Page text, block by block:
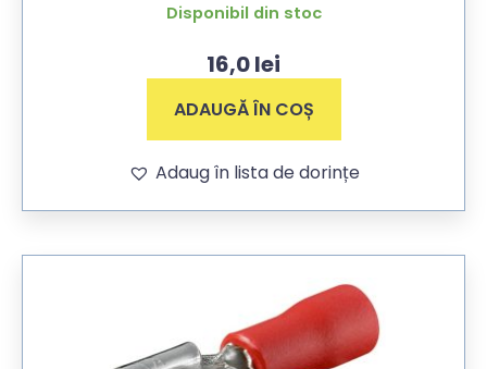
Disponibil din stoc
16,0lei
ADAUGĂ ÎN COȘ
Adaug în lista de dorințe